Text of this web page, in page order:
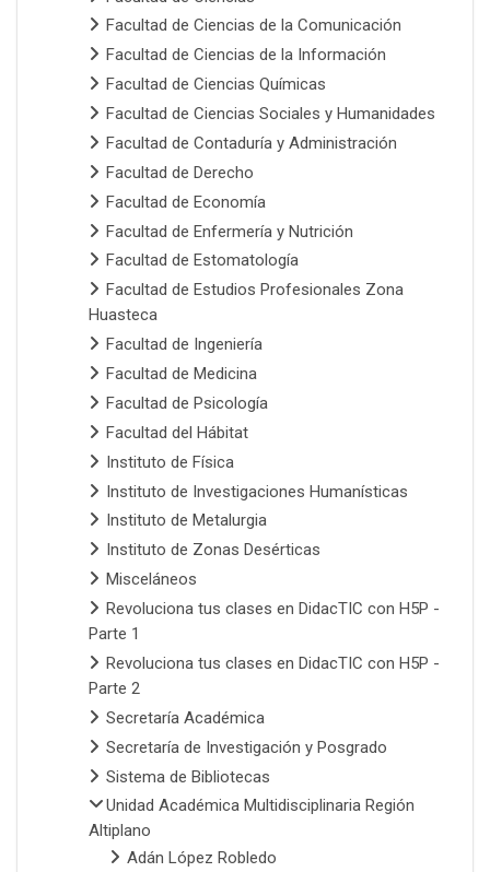
Facultad de Ciencias de la Comunicación
Facultad de Ciencias de la Información
Facultad de Ciencias Químicas
Facultad de Ciencias Sociales y Humanidades
Facultad de Contaduría y Administración
Facultad de Derecho
Facultad de Economía
Facultad de Enfermería y Nutrición
Facultad de Estomatología
Facultad de Estudios Profesionales Zona
Huasteca
Facultad de Ingeniería
Facultad de Medicina
Facultad de Psicología
Facultad del Hábitat
Instituto de Física
Instituto de Investigaciones Humanísticas
Instituto de Metalurgia
Instituto de Zonas Desérticas
Misceláneos
Revoluciona tus clases en DidacTIC con H5P -
Parte 1
Revoluciona tus clases en DidacTIC con H5P -
Parte 2
Secretaría Académica
Secretaría de Investigación y Posgrado
Sistema de Bibliotecas
Unidad Académica Multidisciplinaria Región
Altiplano
Adán López Robledo